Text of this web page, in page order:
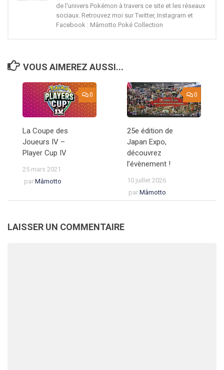
de l'univers Pokémon à travers ce site et les réseaux
sociaux. Retrouvez moi sur Twitter, Instagram et
Facebook : Mâmotto Poké Collection
VOUS AIMEREZ AUSSI...
0
La Coupe des
Joueurs IV –
Player Cup IV
25 mars 2021
par Mâmotto
0
25e édition de
Japan Expo,
découvrez
l’évènement !
10 juillet 2026
par Mâmotto
LAISSER UN COMMENTAIRE